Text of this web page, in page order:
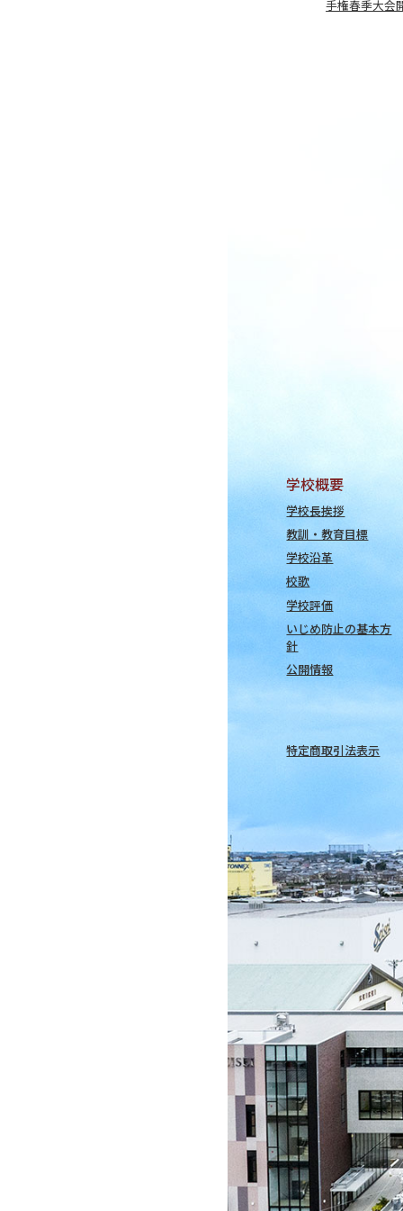
手権春季大会
学校概要
学校長挨拶
教訓・教育目標
学校沿革
校歌
学校評価
いじめ防止の基本方
針
公開情報
特定商取引法表示